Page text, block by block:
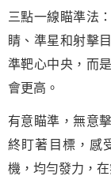
三點一線瞄準法
睛、準星和射擊
準靶心中央，而
會更高。
有意瞄準，無意
終盯著目標，感
機，均勻發力，